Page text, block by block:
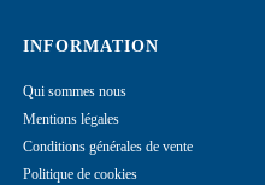
INFORMATION
Qui sommes nous
Mentions légales
Conditions générales de vente
Politique de cookies